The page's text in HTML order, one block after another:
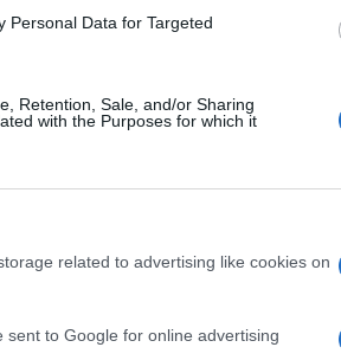
Personal Data for Targeted
Retention, Sale, and/or Sharing
with the Purposes for which it
related to advertising like cookies on
to Google for online advertising